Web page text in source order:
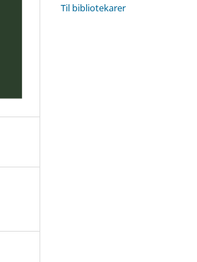
Til bibliotekarer